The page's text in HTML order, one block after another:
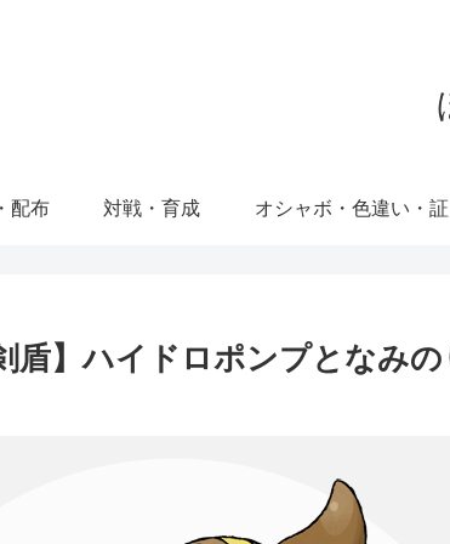
配布 対戦・育成 オシャボ・色違い・証
盾】ハイドロポンプとなみ